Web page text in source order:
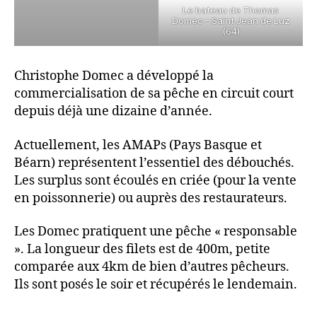
Le bateau de Thomas
Domec – Saint Jean de Luz
(64)
Christophe Domec a développé la
commercialisation de sa pêche en circuit court
depuis déjà une dizaine d’année.
Actuellement, les AMAPs (Pays Basque et
Béarn) représentent l’essentiel des débouchés.
Les surplus sont écoulés en criée (pour la vente
en poissonnerie) ou auprès des restaurateurs.
Les Domec pratiquent une pêche « responsable
». La longueur des filets est de 400m, petite
comparée aux 4km de bien d’autres pêcheurs.
Ils sont posés le soir et récupérés le lendemain.